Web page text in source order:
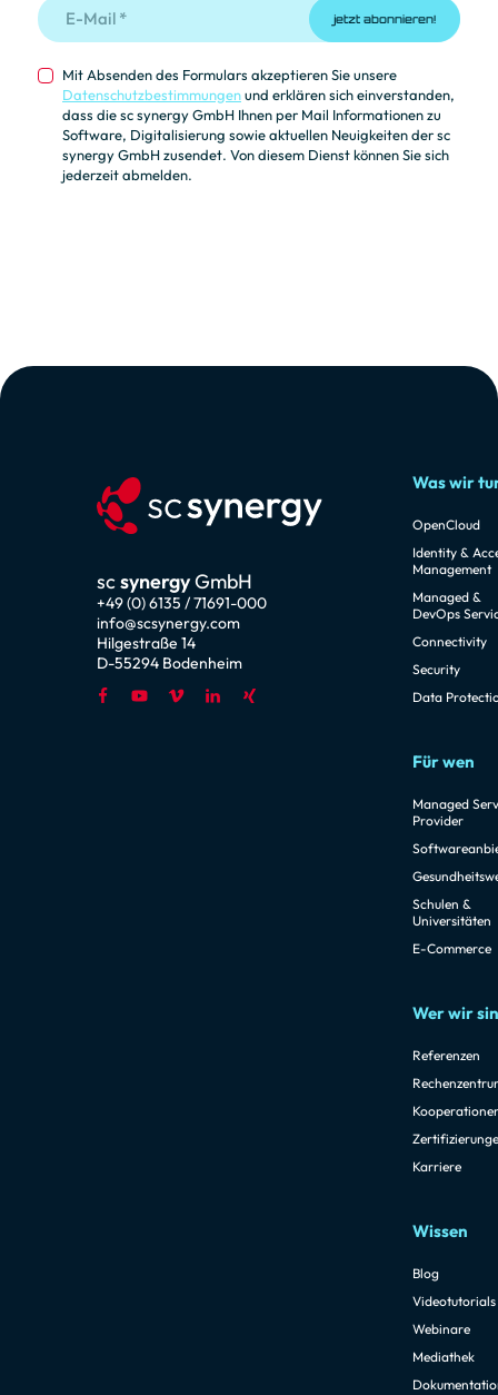
jetzt abonnieren!
Mit Absenden des Formulars akzeptieren Sie unsere
Datenschutzbestimmungenund erklären sich einverstanden,
dass die sc synergy GmbH Ihnen per Mail Informationen zu
Software, Digitalisierung sowie aktuellen Neuigkeiten der sc
synergy GmbH zusendet. Von diesem Dienst können Sie sich
jederzeit abmelden.
scsynergyGmbH
+49 (0) 6135 / 71691-000
info@scsynergy.com
Hilgestraße 14
D-55294 Bodenheim
Was wir
OpenCloud
Identity &
Management
Managed &
DevOps
Connectivity
Security
Data
Für wen
Managed
Provider
Schulen &
Universitäten
E-Commerce
Wer wir
Referenzen
Karriere
Wissen
Blog
Videotutorials
Webinare
Mediathek